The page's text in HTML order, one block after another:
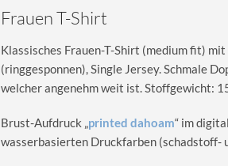
Frauen T-Shirt
Klassisches Frauen-T-Shirt (medium fit)
(ringgesponnen), Single Jersey. Schmale
welcher angenehm weit ist. Stoffgewicht:
Brust-Aufdruck „printed dahoam“ im
wasserbasierten Druckfarben (schadstoff-